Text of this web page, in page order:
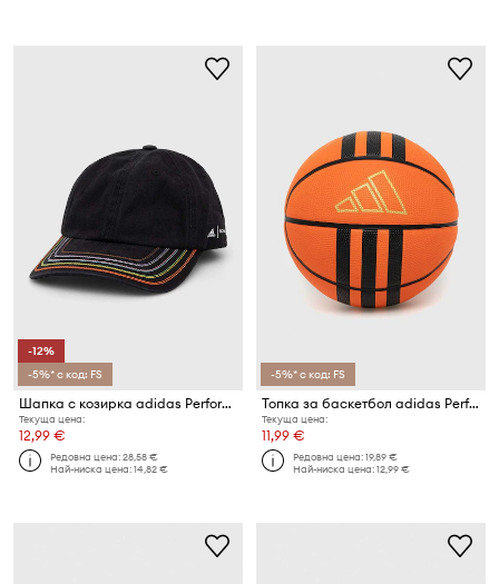
-12%
-5%* с код: FS
Шапка с козирка adidas Performance Pride Love Unites
Текуща цена:
12,99 €
Редовна цена:28,58 €
Най-ниска цена:14,82 €
-5%* с код: FS
Топка за баскетбол adidas Performance
Текуща цена:
11,99 €
Редовна цена:19,89 €
Най-ниска цена:12,99 €